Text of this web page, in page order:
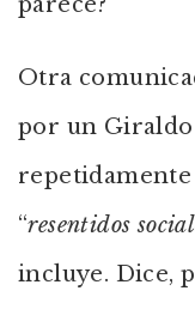
Otra
por un Giraldo
repetidamente
“resentidos
incluye. Dice,